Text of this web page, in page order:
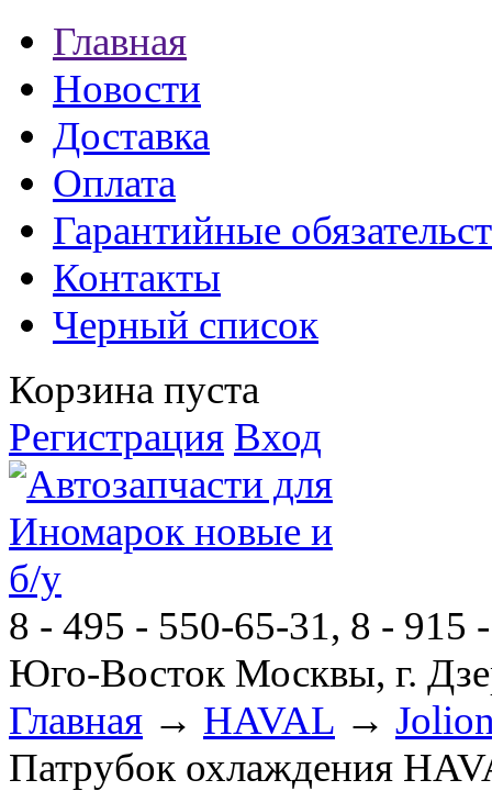
Главная
Новости
Доставка
Оплата
Гарантийные
Контакты
Черный список
Корзина пуста
Регистрация Вход
8 - 495 - 550-65-31, 8 - 915
Юго-Восток Москвы, г.
Главная → HAVAL →
Патрубок охлаждения